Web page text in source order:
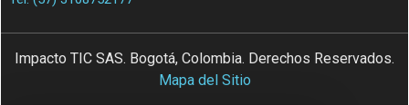
Impacto TIC SAS. Bogotá, Colombia. Derechos Reservados.
Mapa del Sitio